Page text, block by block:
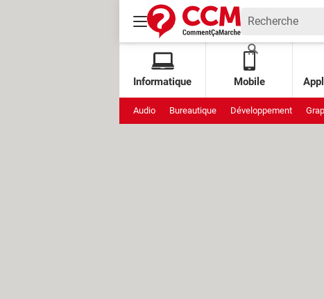
Informatique Mobile
Audio Bureautique Développement